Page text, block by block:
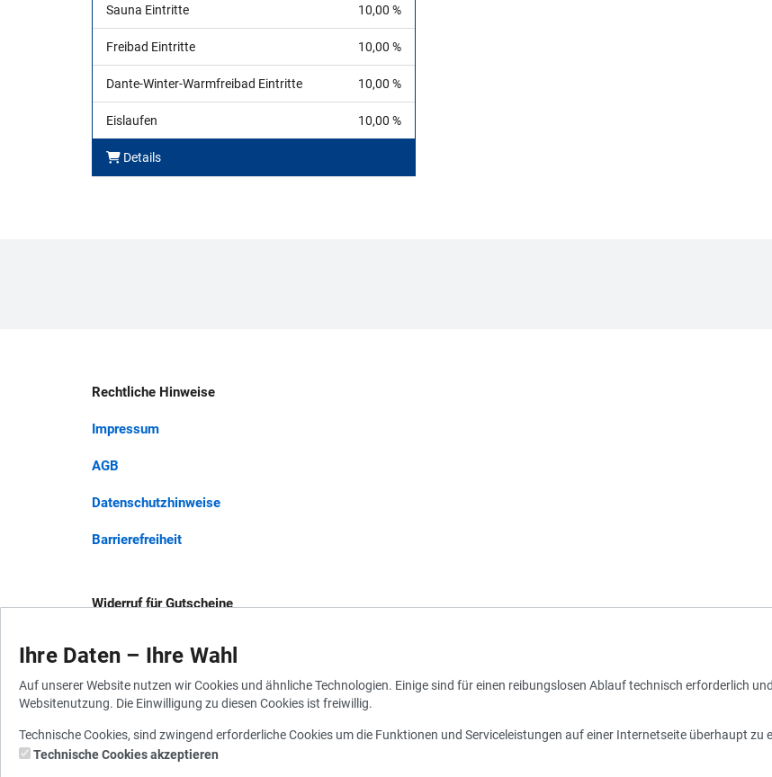
Sauna Eintritte 10,00 %
Freibad Eintritte 10,00 %
Dante-Winter-Warmfreibad Eintritte 10,00 %
Eislaufen 10,00 %
Details
Rechtliche Hinweise
Impressum
AGB
Datenschutzhinweise
Barrierefreiheit
Widerruf für Gutscheine
Vertrag widerrufen
Ihre Daten – Ihre Wahl
Auf unserer Website nutzen wir Cookies und ähnliche Technologien. Einige sind für einen reibungslosen Ablauf technisch erforderlich
Websitenutzung. Die Einwilligung zu diesen Cookies ist freiwillig.
Technische Cookies, sind zwingend erforderliche Cookies um die Funktionen und Serviceleistungen auf einer Internetseite überhaupt zu
Technische Cookies akzeptieren